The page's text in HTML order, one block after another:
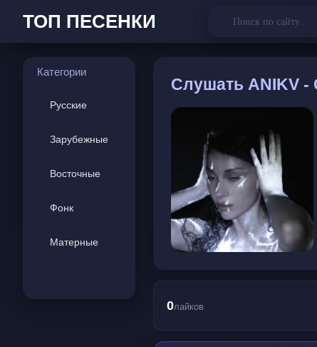
ТОП ПЕСЕНКИ
Категории
Русские
Зарубежные
Восточные
Фонк
Матерные
Слушать ANIKV -
0лайков